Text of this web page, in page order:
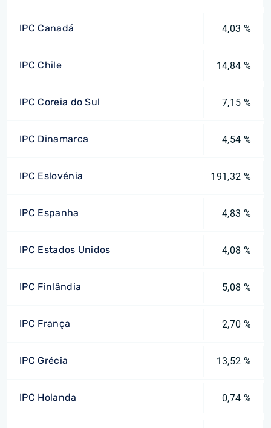
IPC Canadá 4,03 %
IPC Chile 14,84 %
IPC Coreia do Sul 7,15 %
IPC Dinamarca 4,54 %
IPC Eslovénia 191,32 %
IPC Espanha 4,83 %
IPC Estados Unidos 4,08 %
IPC Finlândia 5,08 %
IPC França 2,70 %
IPC Grécia 13,52 %
IPC Holanda 0,74 %